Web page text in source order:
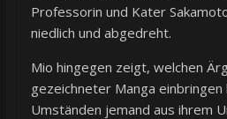
Professorin und Kater
niedlich und abgedreht.
Mio hingegen zeigt, welchen
gezeichneter Manga einbringen
Umständen jemand aus ihrem